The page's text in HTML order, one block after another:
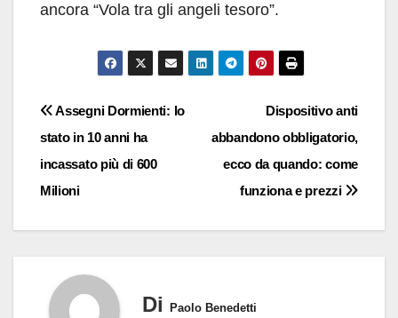
ancora “Vola tra gli angeli tesoro”.
Navigazione
articoli
Dispositivo anti
abbandono obbligatorio,
ecco da quando: come
funziona e prezzi
Assegni Dormienti: lo
stato in 10 anni ha
incassato più di 600
Milioni
Di Paolo Benedetti